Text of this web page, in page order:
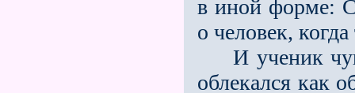
в иной форме:
о человек,
И ученик
облекался как